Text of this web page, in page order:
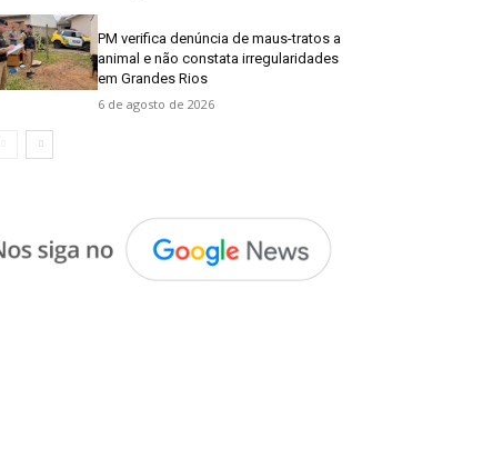
PM verifica denúncia de maus-tratos a
animal e não constata irregularidades
em Grandes Rios
6 de agosto de 2026